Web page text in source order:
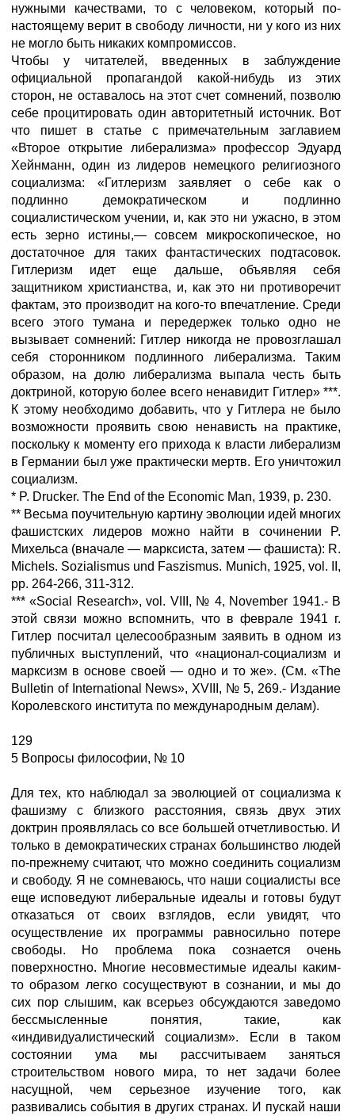
нужными качествами, то с человеком, который по-
настоящему верит в свободу личности, ни у кого из них
не могло быть никаких компромиссов.
Чтобы у читателей, введенных в заблуждение
официальной пропагандой какой-нибудь из этих
сторон, не оставалось на этот счет сомнений, позволю
себе процитировать один авторитетный источник. Вот
что пишет в статье с примечательным заглавием
«Второе открытие либерализма» профессор Эдуард
Хейнманн, один из лидеров немецкого религиозного
социализма: «Гитлеризм заявляет о себе как о
подлинно демократическом и подлинно
социалистическом учении, и, как это ни ужасно, в этом
есть зерно истины,— совсем микроскопическое, но
достаточное для таких фантастических подтасовок.
Гитлеризм идет еще дальше, объявляя себя
защитником христианства, и, как это ни противоречит
фактам, это производит на кого-то впечатление. Среди
всего этого тумана и передержек только одно не
вызывает сомнений: Гитлер никогда не провозглашал
себя сторонником подлинного либерализма. Таким
образом, на долю либерализма выпала честь быть
доктриной, которую более всего ненавидит Гитлер» ***.
К этому необходимо добавить, что у Гитлера не было
возможности проявить свою ненависть на практике,
поскольку к моменту его прихода к власти либерализм
в Германии был уже практически мертв. Его уничтожил
социализм.
* P. Drucker. The End of the Economic Man, 1939, p. 230.
** Весьма поучительную картину эволюции идей многих
фашистских лидеров можно найти в сочинении P.
Михельса (вначале — марксиста, затем — фашиста): R.
Michels. Sozialismus und Faszismus. Munich, 1925, vol. II,
pp. 264-266, 311-312.
*** «Social Research», vol. VIII, № 4, November 1941.- B
этой связи можно вспомнить, что в феврале 1941 г.
Гитлер посчитал целесообразным заявить в одном из
публичных выступлений, что «национал-социализм и
марксизм в основе своей — одно и то же». (См. «The
Bulletin of International News», XVIII, № 5, 269.- Издание
Королевского института по международным делам).
129
5 Вопросы философии, № 10
Для тех, кто наблюдал за эволюцией от социализма к
фашизму с близкого расстояния, связь двух этих
доктрин проявлялась со все большей отчетливостью. И
только в демократических странах большинство людей
по-прежнему считают, что можно соединить социализм
и свободу. Я не сомневаюсь, что наши социалисты все
еще исповедуют либеральные идеалы и готовы будут
отказаться от своих взглядов, если увидят, что
осуществление их программы равносильно потере
свободы. Но проблема пока сознается очень
поверхностно. Многие несовместимые идеалы каким-
то образом легко сосуществуют в сознании, и мы до
сих пор слышим, как всерьез обсуждаются заведомо
бессмысленные понятия, такие, как
«индивидуалистический социализм». Если в таком
состоянии ума мы рассчитываем заняться
строительством нового мира, то нет задачи более
насущной, чем серьезное изучение того, как
развивались события в других странах. И пускай наши